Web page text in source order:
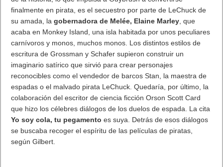
Apple TV
. Somos reacios a decir nada, pero probablemente
será el año que Apple actualice el Apple TV. Todo indica que el
nuevo Apple TV, ahora con un Siri integrado en el control
remoto, apareciendo en el escenario. El precio entre $ 149 y $
199, un golpe significativo por encima del precio de venta $ 69
para el modelo actual.
Interesante que Cook dice que el futuro de la televisión es
«apps» cuando la compañía ha destacado en el pasado que
y eso implica películas, series… pero también música y juegos,
usando el mando, que ahora incorpora una parte táctil,
además de las órdenes por voz de Siri. También tendrá juegos
algo muy demandado. Cook dice «La experiencia de la